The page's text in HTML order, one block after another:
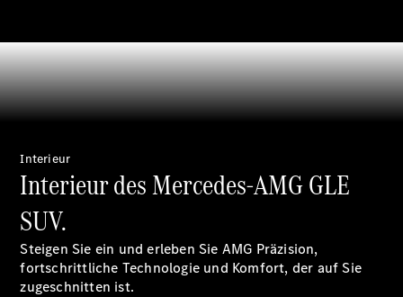
Fahrzeugzubehör
Collection
Betriebsanleitungen
Interieur
Interieur des Mercedes-AMG GLE
SUV.
Steigen Sie ein und erleben Sie AMG Präzision,
fortschrittliche Technologie und Komfort, der auf Sie
zugeschnitten ist.